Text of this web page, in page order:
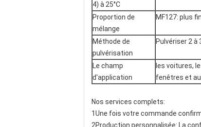
4) à 25°C
Proportion de
mélange
MF127: plus
Méthode de
pulvérisation
Pulvériser 2
Le champ
d'application
les voitures,
fenêtres et
Nos services complets:
1Une fois votre commande
2Production personnalisée: La